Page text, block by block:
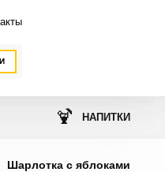
🍹 НАПИТКИ
Шарлотка с яблоками